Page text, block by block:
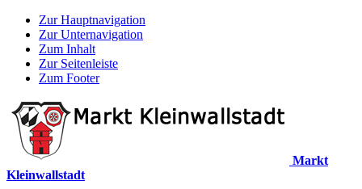
Zur Hauptnavigation
Zur Unternavigation
Zum Inhalt
Zur Seitenleiste
Zum Footer
Markt
Kleinwallstadt